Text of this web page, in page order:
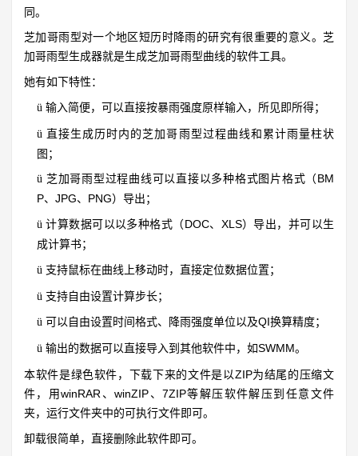
同。
芝加哥雨型对一个地区短历时降雨的研究有很重要的意义。芝
加哥雨型生成器就是生成芝加哥雨型曲线的软件工具。
她有如下特性：
ü 输入简便，可以直接按暴雨强度原样输入，所见即所得；
ü 直接生成历时内的芝加哥雨型过程曲线和累计雨量柱状
图；
ü 芝加哥雨型过程曲线可以直接以多种格式图片格式（BM
P、JPG、PNG）导出；
ü计算数据可以以多种格式（DOC、XLS）导出，并可以生
成计算书；
ü 支持鼠标在曲线上移动时，直接定位数据位置；
ü 支持自由设置计算步长；
ü 可以自由设置时间格式、降雨强度单位以及QI换算精度；
ü 输出的数据可以直接导入到其他软件中，如SWMM。
本软件是绿色软件，下载下来的文件是以ZIP为结尾的压缩文
件，用winRAR、winZIP、7ZIP等解压软件解压到任意文件
夹，运行文件夹中的可执行文件即可。
卸载很简单，直接删除此软件即可。